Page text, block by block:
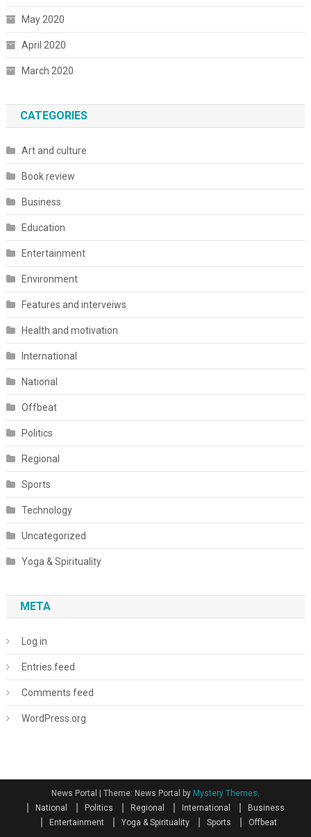
May 2020
April 2020
March 2020
CATEGORIES
Art and culture
Book review
Business
Education
Entertainment
Environment
Features and interveiws
Health and motivation
International
National
Offbeat
Politics
Regional
Sports
Technology
Uncategorized
Yoga & Spirituality
META
Log in
Entries feed
Comments feed
WordPress.org
News Portal | Theme: News Portal by Mystery Themes
National
Politics Regional International
Business
Entertainment
Yoga & Spirituality Sports Offbeat